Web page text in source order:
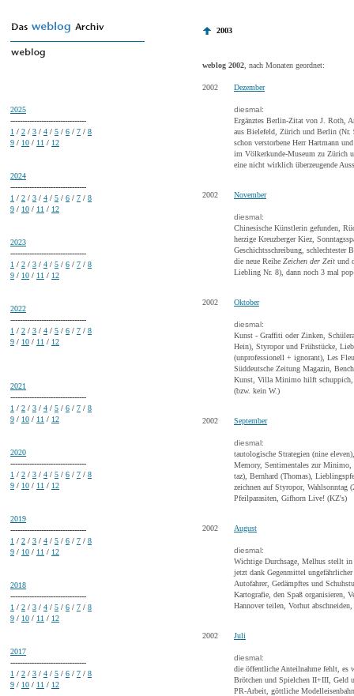
2025
--------------------------------
1 / 2 / 3 / 4 / 5 / 6 / 7 / 8
9 / 10 / 11 / 12
2024
--------------------------------
1 / 2 / 3 / 4 / 5 / 6 / 7 / 8
9 / 10 / 11 / 12
2023
--------------------------------
1 / 2 / 3 / 4 / 5 / 6 / 7 / 8
9 / 10 / 11 / 12
2022
--------------------------------
1 / 2 / 3 / 4 / 5 / 6 / 7 / 8
9 / 10 / 11 / 12
2021
--------------------------------
1 / 2 / 3 / 4 / 5 / 6 / 7 / 8
9 / 10 / 11 / 12
2020
--------------------------------
1 / 2 / 3 / 4 / 5 / 6 / 7 / 8
9 / 10 / 11 / 12
2019
--------------------------------
1 / 2 / 3 / 4 / 5 / 6 / 7 / 8
9 / 10 / 11 / 12
2018
--------------------------------
1 / 2 / 3 / 4 / 5 / 6 / 7 / 8
9 / 10 / 11 / 12
2017
--------------------------------
1 / 2 / 3 / 4 / 5 / 6 / 7 / 8
9 / 10 / 11 / 12
2003
weblog 2002 , nach Monaten geordnet:
2002 Dezember
diesmal:
Ergänztes Berlin-Zitat von J. Roth,
aus Bielefeld, Zürich und Berlin (Nr.
schon verstorbene Herr Hartmann
im Völkerkunde-Museum zu Zürich
eine nicht wirklich überzeugende
2002 November
diesmal:
Chinesische Künstlerin gefunden,
herzige Kreuzberger Kiez,
Geschichtsschreibung, schlechtester
die neue Reihe Zeichen der Zeit und
Liebling Nr. 8), dann noch 3 mal
2002 Oktober
diesmal:
Kunst - Graffiti oder Zinken,
Hein), Styropor und Frühstücke,
(unprofessionell + ignorant), Les
Süddeutsche Zeitung Magazin,
Kunst, Villa Minimo hilft schuppich,
(bzw. kein W.)
2002 September
diesmal:
tautologische Strategien (nine
Memory, Sentimentales zur Minimo,
taz), Bernhard (Thomas),
zeichnen auf Styropor,
Pfeilparasiten, Gifhorn Live! (KZ's)
2002 August
diesmal:
Wichtige Durchsage, Melhus stellt
jetzt dank Gegenmittel
Autofahrer, Gedämpftes und
Kartografie, den Spaß organisieren,
Hannover teilen, Vorhut
2002 Juli
diesmal:
die öffentliche Anteilnahme fehlt, es
Brötchen und Spielchen II+III, Geld
PR-Arbeit, göttliche